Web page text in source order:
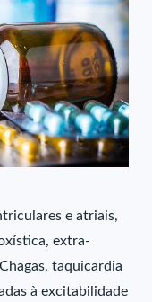
e atriais,
extra-
taquicardia
à excitabilidade